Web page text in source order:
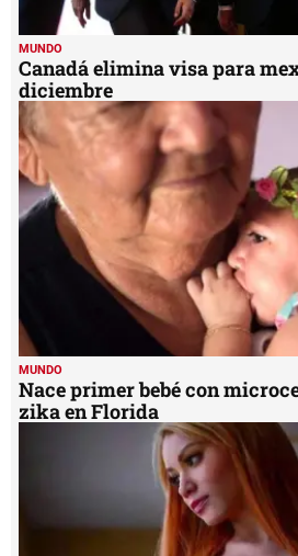
MUNDO
Canadá elimina visa para
diciembre
MUNDO
Nace primer bebé con
zika en Florida